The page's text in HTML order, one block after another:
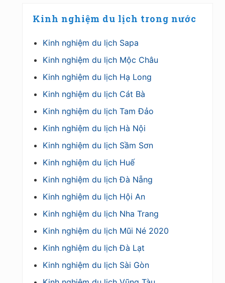
Primary
Sidebar
Kinh nghiệm du lịch trong nước
Kinh nghiệm du lịch Sapa
Kinh nghiệm du lịch Mộc Châu
Kinh nghiệm du lịch Hạ Long
Kinh nghiệm du lịch Cát Bà
Kinh nghiệm du lịch Tam Đảo
Kinh nghiệm du lịch Hà Nội
Kinh nghiệm du lịch Sầm Sơn
Kinh nghiệm du lịch Huế
Kinh nghiệm du lịch Đà Nẵng
Kinh nghiệm du lịch Hội An
Kinh nghiệm du lịch Nha Trang
Kinh nghiệm du lịch Mũi Né 2020
Kinh nghiệm du lịch Đà Lạt
Kinh nghiệm du lịch Sài Gòn